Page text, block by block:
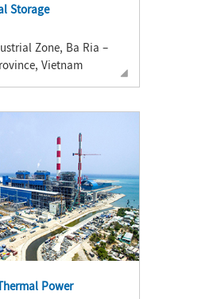
Storage
Zone, Ba Ria –
Vietnam
Power